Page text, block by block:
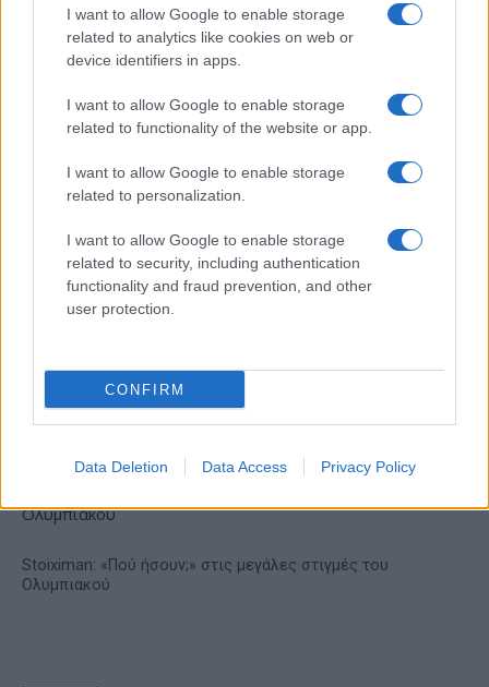
I want to allow Google to enable storage
related to analytics like cookies on web or
device identifiers in apps.
I want to allow Google to enable storage
related to functionality of the website or app.
I want to allow Google to enable storage
related to personalization.
I want to allow Google to enable storage
related to security, including authentication
functionality and fraud prevention, and other
user protection.
CONFIRM
Data Deletion Data Access Privacy Policy
Η συμφωνία Arval-Athlon αναδιαμορφώνει την αγορά leasing
της αναδιάρθρωσης
το Αρχαίο Θέατρο
Επιδαύρου άνοιξε τις πύλες
του σε όλους
ESG Report 2025: Πώς η ΑΒ Βασιλόπουλος μετατρέπει τη
βιωσιμότητα σε καθημερινή πράξη
Stoiximan: «Πού ήσουν;» στις μεγάλες στιγμές του
Ολυμπιακού